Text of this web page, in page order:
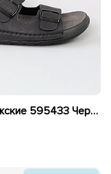
Шлепанцы мужские 595433 Черные